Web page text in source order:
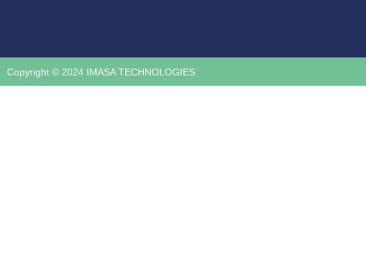
Copyright © 2024 IMASA TECHNOLOGIES